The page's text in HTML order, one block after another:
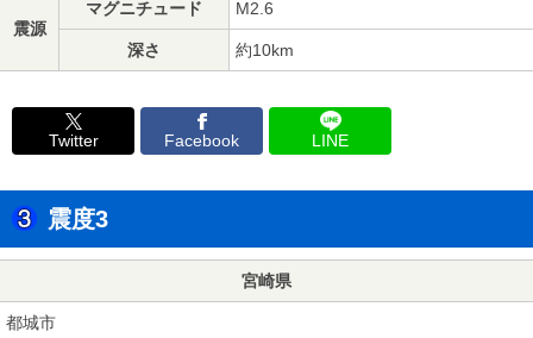
震源
マグニチュード M2.6
深さ 約10km
Twitter Facebook LINE
震度3
宮崎県
都城市